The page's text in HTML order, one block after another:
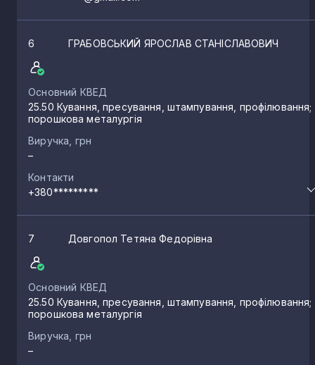
6 ГРАБОВСЬКИЙ ЯРОСЛАВ СТАНІСЛАВОВИЧ
Основний КВЕД
25.50 Кування, пресування, штампування, профілювання;
порошкова металургія
Виручка, грн
–
Контакти
+380*********
7 Довгопол Тетяна Федорівна
Основний КВЕД
25.50 Кування, пресування, штампування, профілювання;
порошкова металургія
Виручка, грн
–